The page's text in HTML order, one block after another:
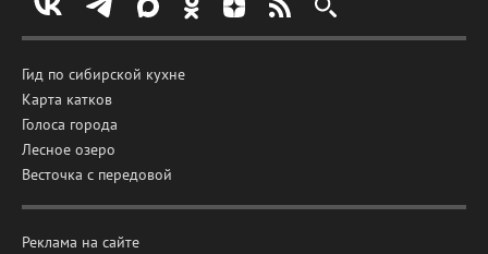
Гид по сибирской кухне
Карта катков
Голоса города
Лесное озеро
Весточка с передовой
Реклама на сайте